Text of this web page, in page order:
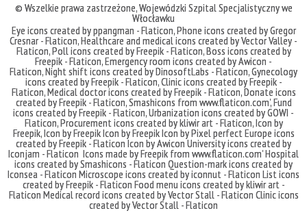
© Wszelkie prawa zastrzeżone,Wojewódzki Szpital Specjalistyczny we
Włocławku
Eye icons created by ppangman - Flaticon,Phone icons created by Gregor
Cresnar - Flaticon,Healthcare and medical icons created by Vector Valley -
Flaticon,Poll icons created by Freepik - Flaticon,Boss icons created by
Freepik - Flaticon,Emergency room icons created by Awicon -
Flaticon,Night shift icons created by DinosoftLabs - Flaticon,Gynecology
icons created by Freepik - Flaticon,Clinic icons created by Freepik -
Flaticon,Medical doctor icons created by Freepik - Flaticon,Donate icons
created by Freepik - Flaticon,Smashicons from www.flaticon.com',Fund
icons created by Freepik - Flaticon,Urbanization icons created by GOWI -
Flaticon,Procurement icons created by kliwir art - Flaticon,Icon by
Freepik,Icon by FreepikIcon by FreepikIcon by Pixel perfectEurope icons
created by Freepik - Flaticon Icon by Awicon University icons created by
Iconjam - Flaticon Icons made byFreepik from www.flaticon.com'Hospital
icons created by Smashicons - Flaticon Question-mark icons created by
Iconsea - Flaticon Microscope icons created by iconnut - Flaticon List icons
created by Freepik - Flaticon Food menu icons created by kliwir art -
Flaticon Medical record icons created by Vector Stall - Flaticon Clinic icons
created by Vector Stall - Flaticon